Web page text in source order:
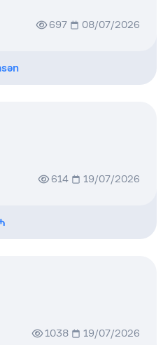
697 08/07/2026
614 19/07/2026
1038 19/07/2026